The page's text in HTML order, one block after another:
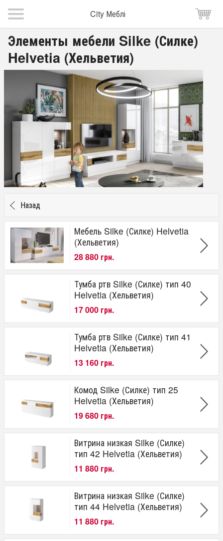
City Меблі
Элементы мебели Silke (Силке)
Helvetia (Хельветия)
Назад
Мебель Silke (Силке) Helvetia
(Хельветия)
28 880 грн.
Тумба ртв Silke (Силке) тип 40
Helvetia (Хельветия)
17 000 грн.
Тумба ртв Silke (Силке) тип 41
Helvetia (Хельветия)
13 160 грн.
Комод Silke (Силке) тип 25
Helvetia (Хельветия)
19 680 грн.
Витрина низкая Silke (Силке)
тип 42 Helvetia (Хельветия)
11 880 грн.
Витрина низкая Silke (Силке)
тип 44 Helvetia (Хельветия)
11 880 грн.